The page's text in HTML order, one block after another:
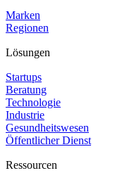
Marken
Regionen
Lösungen
Startups
Beratung
Technologie
Industrie
Gesundheitswesen
Öffentlicher Dienst
Ressourcen